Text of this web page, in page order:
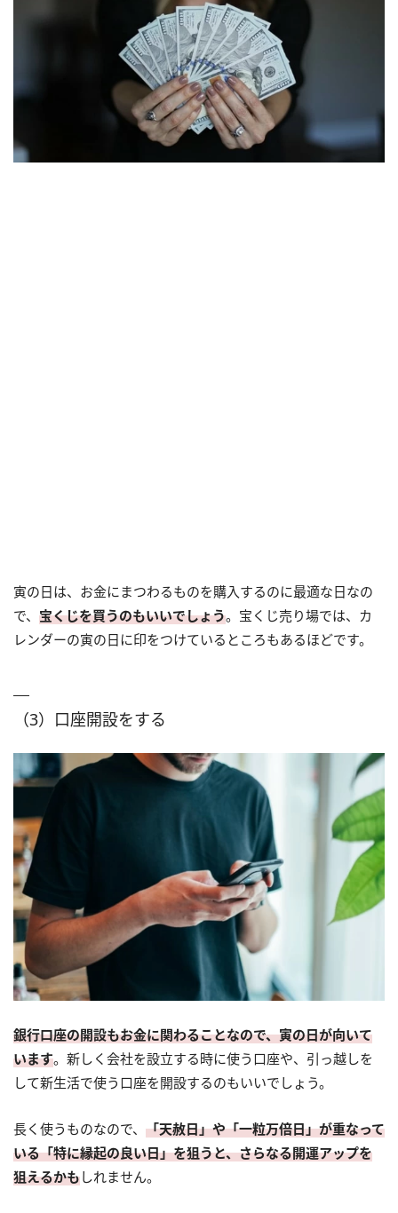
寅の日は、お金にまつわるものを購入するのに最適な日なの
で、 宝くじを買うのもいいでしょう。宝くじ売り場では、カ
レンダーの寅の日に印をつけているところもあるほどです。
（3）口座開設をする
銀行口座の開設もお金に関わることなので、寅の日が向いて
います。新しく会社を設立する時に使う口座や、引っ越しを
して新生活で使う口座を開設するのもいいでしょう。
長く使うものなので、 「天赦日」や「一粒万倍日」が重なって
いる「特に縁起の良い日」を狙うと、さらなる開運アップを
狙えるかもしれません。